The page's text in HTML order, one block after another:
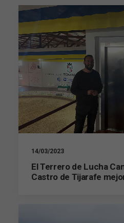
14/03/2023
El Terrero de Lucha
Castro de Tijarafe